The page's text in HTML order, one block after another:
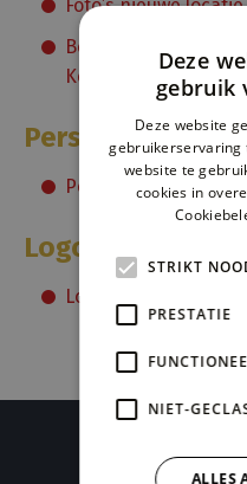
Foto’s nieuwe
Bestuurders Tom
Kenneth Viellard
Persartikel
Persbericht
Logo
Logo Amusivent (.png)
Deze
gebruik
Deze website
gebruikerservaring
website te
cookies in
STRIKT
PRESTATIE
NIET-
ALLES